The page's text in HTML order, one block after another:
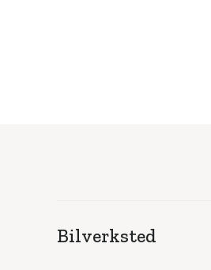
Bilverksted